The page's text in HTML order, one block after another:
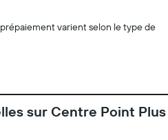
varient selon le type de
sur Centre Point Plus